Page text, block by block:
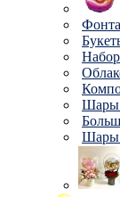
Шары
Шары